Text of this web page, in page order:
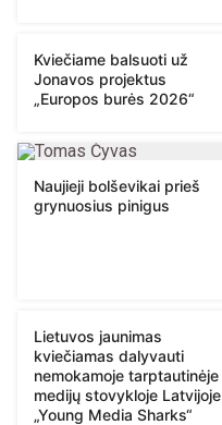
Kviečiame balsuoti už
Jonavos projektus
„Europos burės 2026“
Naujieji bolševikai prieš
grynuosius pinigus
Lietuvos jaunimas
kviečiamas dalyvauti
nemokamoje tarptautinėje
medijų stovykloje Latvijoje
„Young Media Sharks“